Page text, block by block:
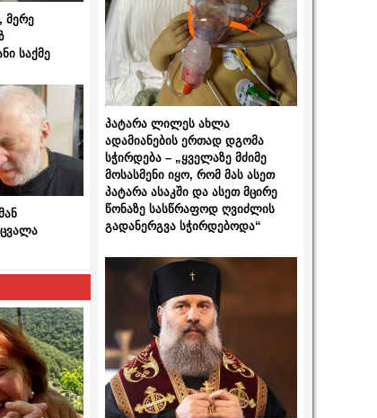
მერე
საქმე
პატარა ლილეს ახლა
ადამიანების ერთად დგომა
სჭირდება – „ყველაზე მძიმე
მოსასმენი იყო, რომ მას ასეთ
პატარა ასაკში და ასეთ მცირე
წონაზე სასწრაფოდ ღვიძლის
გადანერგვა სჭირდებოდა“